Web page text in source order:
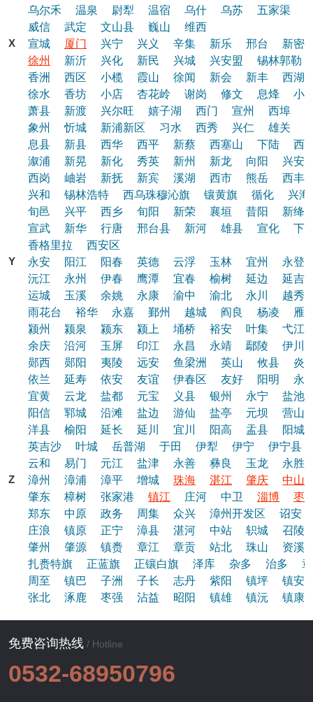
乌尔禾
温泉 尉犁 温宿 乌什 乌苏 五家渠
威信
武定 文山县 巍山
维西
X
宣城 厦门 兴宁 兴义 辛集 新乐 邢台
新密
徐州
新沂 兴化 新民 兴城 兴安盟
锡林郭勒
香洲
西区 小榄 霞山 徐闻 新会 新丰
西湖
徐水
香坊 小店 杏花岭 谢岗 修文 息烽
小
萧县
新渡 兴尔旺 嬉子湖 西门 宣州 西埠
象州
忻城 新浦新区 习水 西秀 兴仁 雄关
息县
新县 西华 西平 新蔡 西塞山 下陆
西
溆浦
新晃 新化 秀英 新州 新龙 向阳
兴安
西岗
岫岩 新抚 新宾 溪湖 西市 熊岳
西丰
兴和
锡林浩特 西乌珠穆沁旗 镶黄旗 循化
兴海
旬邑
兴平 西乡 旬阳 新荣 襄垣 昔阳
新绛
宣武
新华 行唐 邢台县 新河 雄县 宣化
下
香格里拉
西安区
Y
永安 阳江 阳春 英德 云浮 玉林 宜州
永登
沅江
永州 伊春 鹰潭 宜春 榆树 延边
延吉
运城
玉溪 余姚 永康 渝中 渝北 永川
越秀
雨花台
裕华 永嘉 鄞州 越城 阎良 杨凌
雁
颍州
颍泉 颍东 颍上 埇桥 裕安 叶集
弋江
余庆
沿河 玉屏 印江 永昌 永靖 鄢陵
伊川
郧西
郧阳 夷陵 远安 鱼梁洲 英山 攸县
炎
依兰
延寿 依安 友谊 伊春区 友好 阳明
永
宜黄
云龙 盐都 元宝 义县 银州 永宁
盐池
阳信
郓城 沿滩 盐边 游仙 盐亭 元坝
营山
洋县
榆阳 延长 延川 宜川 阳高 盂县
阳城
英吉沙
叶城 岳普湖 于田 伊犁 伊宁
伊宁县
云和
易门 元江 盐津 永善 彝良 玉龙
永胜
Z
漳州 漳浦 漳平 增城 珠海 湛江 肇庆
中山
肇东
樟树 张家港 镇江 庄河 中卫 淄博
枣
郑东
中原 政务 周集 众兴 漳州开发区
诏安
庄浪
镇原 正宁 漳县 湛河 中站 轵城
召陵
肇州
肇源 镇赉 章江 章贡 站北 珠山
资溪
扎赉特旗
正蓝旗 正镶白旗 泽库 杂多 治多
周至
镇巴 子洲 子长 志丹 紫阳 镇坪
镇安
张北
涿鹿 枣强 沾益 昭阳 镇雄 镇沅 镇康
免费咨询热线 / Hotline
0532-68950796